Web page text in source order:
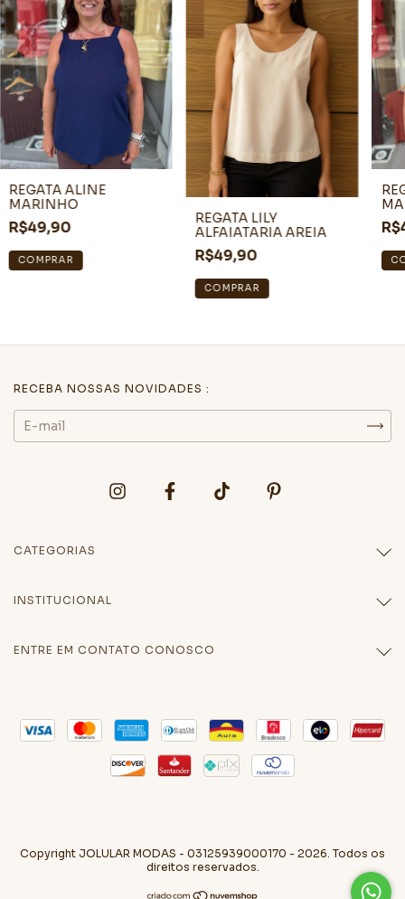
REGATA ALINE
MARINHO
R$49,90
COMPRAR
REGATA LILY
ALFAIATARIA AREIA
R$49,90
COMPRAR
RECEBA NOSSAS NOVIDADES :
CATEGORIAS
INSTITUCIONAL
ENTRE EM CONTATO CONOSCO
Copyright JOLULAR MODAS - 03125939000170 - 2026. Todos os
direitos reservados.